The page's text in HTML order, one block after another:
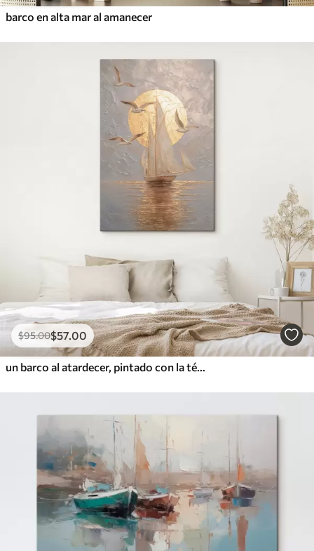
barco en alta mar al amanecer
$95.00$57.00
un barco al atardecer, pintado con la técnica del impasto